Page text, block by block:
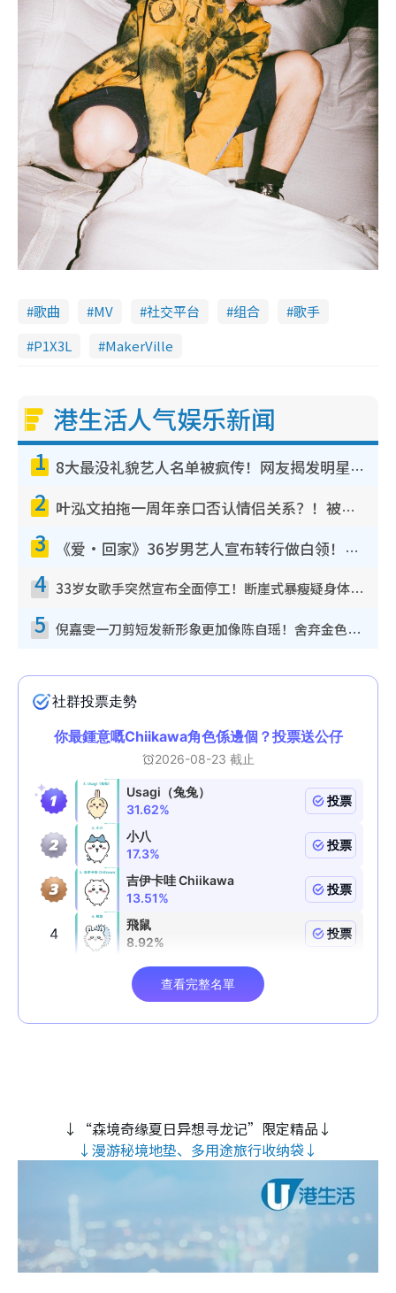
歌曲 MV 社交平台 组合
歌手
P1X3L
MakerVille
港生活人气娱乐新闻
1 8大最没礼貌艺人名单被疯传！网友揭发明星真面目，一致数落这一位是无品天花板？
2 叶泓文拍拖一周年亲口否认情侣关系？！被质疑感情造假竟称GM“普通同事”
3 《爱·回家》36岁男艺人宣布转行做白领！卸下艺人身份回归素人平淡生活
4 33岁女歌手突然宣布全面停工！断崖式暴瘦疑身体亮红灯！声明曝：将暂时淡出
5 倪嘉雯一刀剪短发新形象更加像陈自瑶！舍弃金色长发造型气质大变超惊喜
↓“森境奇缘夏日异想寻龙记”限定精品↓
↓漫游秘境地垫、多用途旅行收纳袋↓